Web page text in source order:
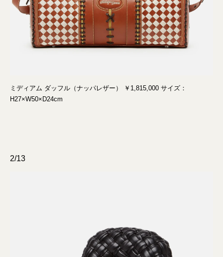
ミディアム ダッフル（ナッパレザー） ￥1,815,000 サイズ：
H27×W50×D24cm
2/13